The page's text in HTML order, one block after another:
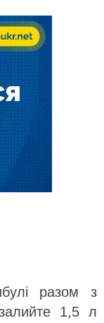
разом з
1,5 л